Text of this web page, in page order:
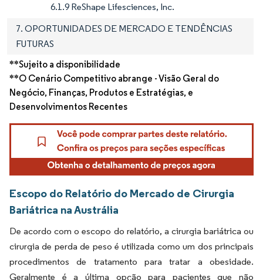
6.1.9 ReShape Lifesciences, Inc.
7. OPORTUNIDADES DE MERCADO E TENDÊNCIAS
FUTURAS
**Sujeito a disponibilidade
**O Cenário Competitivo abrange - Visão Geral do
Negócio, Finanças, Produtos e Estratégias, e
Desenvolvimentos Recentes
Escopo do Relatório do Mercado de Cirurgia
Bariátrica na Austrália
De acordo com o escopo do relatório, a cirurgia bariátrica ou
cirurgia de perda de peso é utilizada como um dos principais
procedimentos de tratamento para tratar a obesidade.
Geralmente é a última opção para pacientes que não